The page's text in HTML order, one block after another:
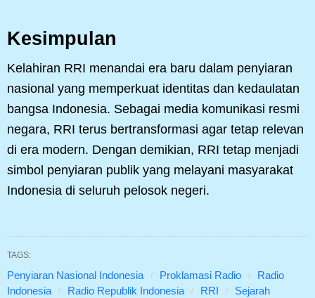
Kesimpulan
Kelahiran RRI menandai era baru dalam penyiaran
nasional yang memperkuat identitas dan kedaulatan
bangsa Indonesia. Sebagai media komunikasi resmi
negara, RRI terus bertransformasi agar tetap relevan
di era modern. Dengan demikian, RRI tetap menjadi
simbol penyiaran publik yang melayani masyarakat
Indonesia di seluruh pelosok negeri.
TAGS:
Penyiaran Nasional Indonesia Proklamasi Radio
Radio
Indonesia
Radio Republik Indonesia RRI
Sejarah